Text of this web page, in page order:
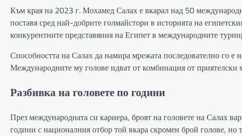
Към края на 2023 г. Мохамед Салах е вкарал над 50
поставя сред най-добрите голмайстори в историята на
конкурентните представяния на Египет в международните
Способността на Салах да намира мрежата последователно го
Международните му голове идват от комбинация от
Разбивка на головете по години
През международната си кариера, броят на головете на Салах
години с националния отбор той вкара скромен брой голове, но